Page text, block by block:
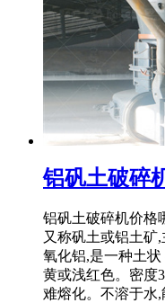
铝矾土破碎
铝矾土破碎机价格
又称矾土或铝土矿
氧化铝,是一种土
黄或浅红色。密度
难熔化。不溶于水,